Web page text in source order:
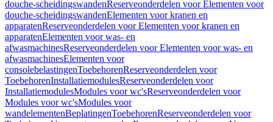
douche-scheidingswandenReserveonderdelen voor Elementen voor
douche-scheidingswandenElementen voor kranen en
apparatenReserveonderdelen voor Elementen voor kranen en
apparatenElementen voor was- en
afwasmachinesReserveonderdelen voor Elementen voor was- en
afwasmachinesElementen voor
consolebelastingenToebehorenReserveonderdelen voor
ToebehorenInstallatiemodulesReserveonderdelen voor
InstallatiemodulesModules voor wc'sReserveonderdelen voor
Modules voor wc'sModules voor
wandelementenBeplatingenToebehorenReserveonderdelen voor